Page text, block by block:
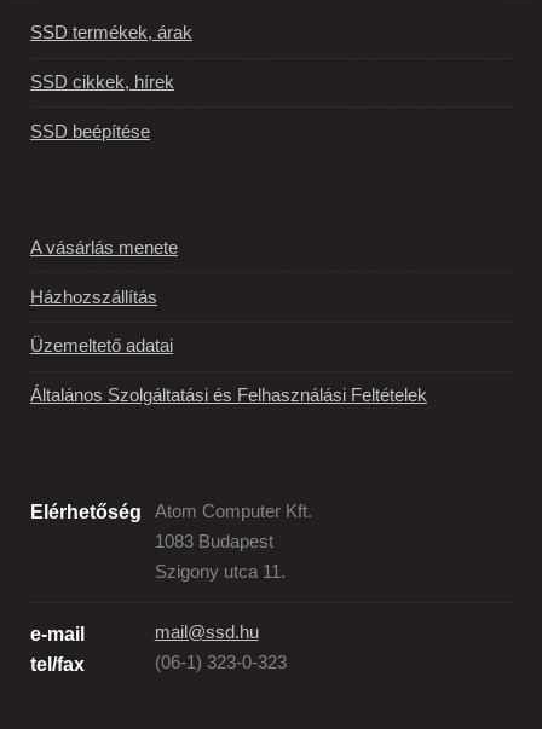
SSD termékek, árak
SSD cikkek, hírek
SSD beépítése
A vásárlás menete
Házhozszállítás
Üzemeltető adatai
Általános Szolgáltatási és Felhasználási Feltételek
Elérhetőség
Atom Computer Kft.
1083 Budapest
Szigony utca 11.
e-mail
tel/fax
mail@ssd.hu
(06-1) 323-0-323